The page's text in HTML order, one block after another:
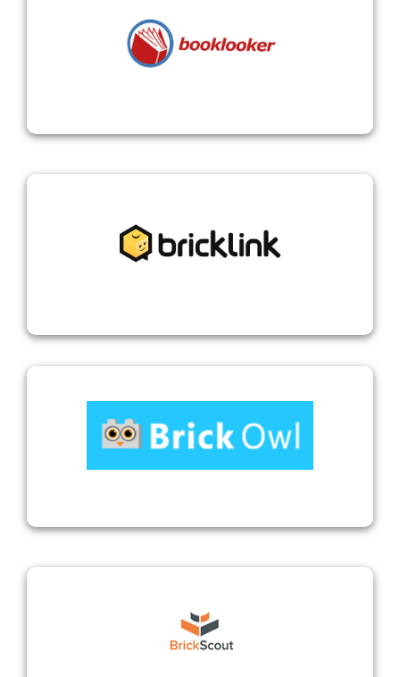
Booklooker
Bricklink
Brickowl
Brickscout